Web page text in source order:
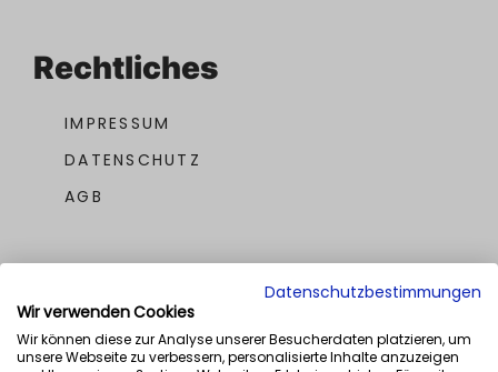
Rechtliches
IMPRESSUM
DATENSCHUTZ
AGB
UNSERE AWARDS
Datenschutzbestimmungen
Wir verwenden Cookies
Wir können diese zur Analyse unserer Besucherdaten platzieren, um
unsere Webseite zu verbessern, personalisierte Inhalte anzuzeigen